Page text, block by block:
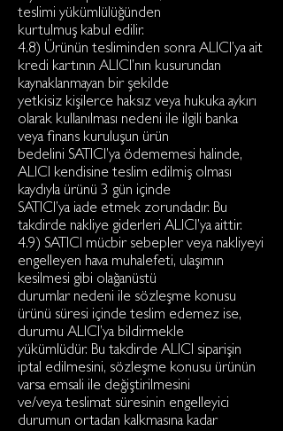
teslimi yükümlülüğünden
kurtulmuş kabul edilir.
4.8) Ürünün tesliminden sonra ALICI’ya ait
kredi kartının ALICI’nın kusurundan
kaynaklanmayan bir şekilde
yetkisiz kişilerce haksız veya hukuka aykırı
olarak kullanılması nedeni ile ilgili banka
veya finans kuruluşun ürün
bedelini SATICI’ya ödememesi halinde,
ALICI kendisine teslim edilmiş olması
kaydıyla ürünü 3 gün içinde
SATICI’ya iade etmek zorundadır. Bu
takdirde nakliye giderleri ALICI’ya aittir.
4.9) SATICI mücbir sebepler veya nakliyeyi
engelleyen hava muhalefeti, ulaşımın
kesilmesi gibi olağanüstü
durumlar nedeni ile sözleşme konusu
ürünü süresi içinde teslim edemez ise,
durumu ALICI’ya bildirmekle
yükümlüdür. Bu takdirde ALICI siparişin
iptal edilmesini, sözleşme konusu ürünün
varsa emsali ile değiştirilmesini
ve/veya teslimat süresinin engelleyici
durumun ortadan kalkmasına kadar